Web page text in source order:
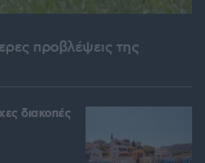
προβλέψεις της
διακοπές